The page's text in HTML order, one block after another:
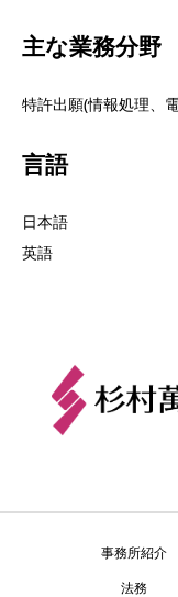
主な業務分野
特許出願(情報処理、
言語
日本語
英語
事務所紹介
法務